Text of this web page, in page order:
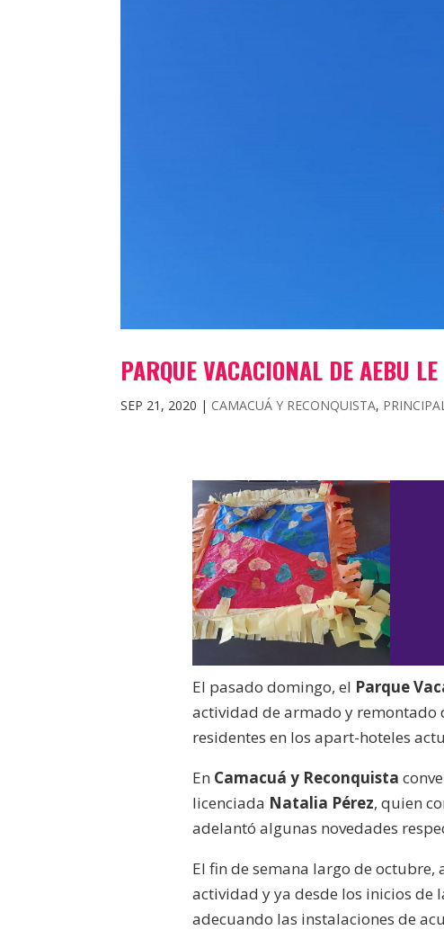
PARQUE VACACIONAL DE AEBU
SEP 21, 2020 | CAMACUÁ Y RECONQUISTA,
El pasado domingo, el Parque
actividad de armado y remontado
residentes en los apart-hoteles
En Camacuá y Reconquista
licenciada Natalia Pérez, quien
adelantó algunas novedades
El fin de semana largo de
actividad y ya desde los inicios de
adecuando las instalaciones de